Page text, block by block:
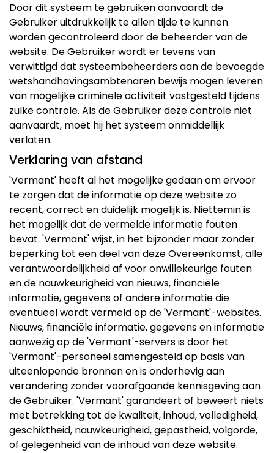
Door dit systeem te gebruiken aanvaardt de
Gebruiker uitdrukkelijk te allen tijde te kunnen
worden gecontroleerd door de beheerder van de
website. De Gebruiker wordt er tevens van
verwittigd dat systeembeheerders aan de bevoegde
wetshandhavingsambtenaren bewijs mogen leveren
van mogelijke criminele activiteit vastgesteld tijdens
zulke controle. Als de Gebruiker deze controle niet
aanvaardt, moet hij het systeem onmiddellijk
verlaten.
Verklaring van afstand
'Vermant' heeft al het mogelijke gedaan om ervoor
te zorgen dat de informatie op deze website zo
recent, correct en duidelijk mogelijk is. Niettemin is
het mogelijk dat de vermelde informatie fouten
bevat. 'Vermant' wijst, in het bijzonder maar zonder
beperking tot een deel van deze Overeenkomst, alle
verantwoordelijkheid af voor onwillekeurige fouten
en de nauwkeurigheid van nieuws, financiële
informatie, gegevens of andere informatie die
eventueel wordt vermeld op de 'Vermant'-websites.
Nieuws, financiële informatie, gegevens en informatie
aanwezig op de 'Vermant'-servers is door het
'Vermant'-personeel samengesteld op basis van
uiteenlopende bronnen en is onderhevig aan
verandering zonder voorafgaande kennisgeving aan
de Gebruiker. 'Vermant' garandeert of beweert niets
met betrekking tot de kwaliteit, inhoud, volledigheid,
geschiktheid, nauwkeurigheid, gepastheid, volgorde,
of gelegenheid van de inhoud van deze website.